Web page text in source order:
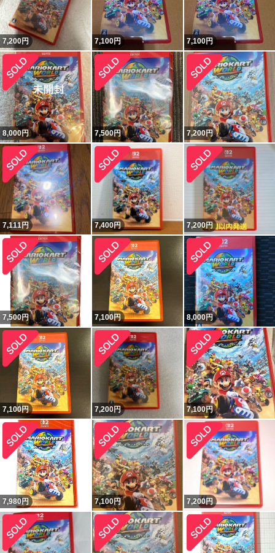
7,200円 7,100円 7,100円
8,000円 7,500円 7,200円
7,111円 7,400円 7,200円
7,500円 7,100円 8,000円
7,100円 7,200円 7,100円
7,980円 7,100円 7,200円